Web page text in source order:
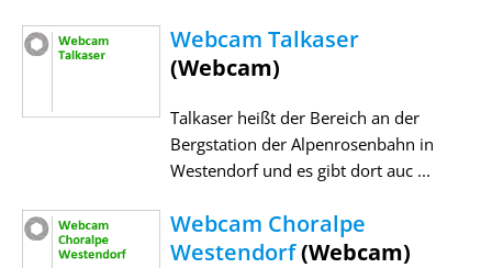
Webcam Talkaser
(Webcam)
Talkaser heißt der Bereich an der
Bergstation der Alpenrosenbahn in
Westendorf und es gibt dort auc ...
Webcam Choralpe
Westendorf(Webcam)